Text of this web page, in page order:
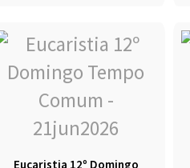
Eucaristia 12º Domingo